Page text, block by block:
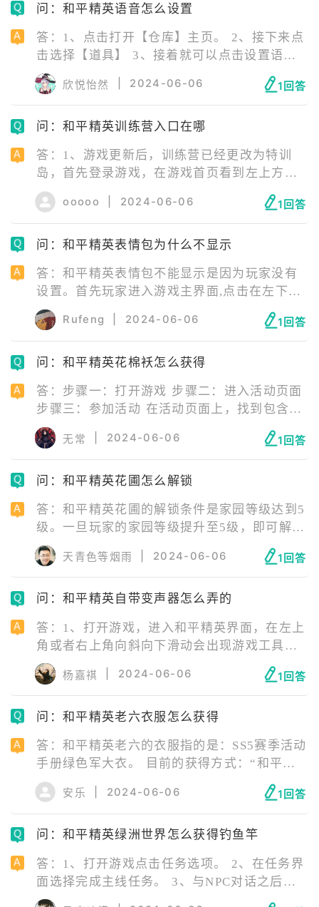
问：和平精英语音怎么设置
答：1、点击打开【仓库】主页。 2、接下来点
击选择【道具】 3、接着就可以点击设置语
音。 《和平精英》是由腾讯光子工作室群自研
打造的反恐军事竞赛体验类型国产手游，该作
于2019年5月8日正式公测。 《和平精英》采用
虚幻4引擎研发，致力于从画面、地图、射击手
造出极具真实感的军事竞赛体验。
欣悦怡然 2024-06-06 1回答
问：和平精英训练营入口在哪
答：1、游戏更新后，训练营已经更改为特训
岛，首先登录游戏，在游戏首页看到左上方开
始游戏下面的地图，点击地图。 2、进入后会
看到左下方有一个特训岛，点击确定。 3、返
回主页，点击开始游戏既可进入特训岛。
ooooo 2024-06-06 1回答
问：和平精英表情包为什么不显示
答：和平精英表情包不能显示是因为玩家没有
设置。首先玩家进入游戏主界面,点击在左下角
的仓库。 进入仓库以后,在右边的栏里面选择战
备,在点击旁边的这个标志。 在点击上方的管理
即可设置表情包了。 而表情包需要进入游戏后
才能使用,右侧会个喷漆瓶的按钮,点击它。 点
了。人物的视角要对准地面才能成功。
Rufeng 2024-06-06 1回答
问：和平精英花棉袄怎么获得
答：步骤一：打开游戏 步骤二：进入活动页面
步骤三：参加活动 在活动页面上，找到包含花
棉袄奖励的活动，并点击进入。 步骤四：领取
奖励 完成相应的任务或达成活动条件后，就可
以在活动页面中领取花棉袄奖励。记得按照活
动规则及时领取，不要错过机会。
无常 2024-06-06 1回答
问：和平精英花圃怎么解锁
答：和平精英花圃的解锁条件是家园等级达到5
级。一旦玩家的家园等级提升至5级，即可解锁
全新的花圃玩法。解锁后，玩家可以在花圃区
域种植花卉和装饰家园，通过收获鲜花并出售
来赚取世界币。随着花圃等级的提升，玩家可
以花费世界币来增加花圃的最大种植数量，并
费获取，随着等级的提升，玩家可以解锁并种
植更多的花卉品种，如向日葵、玉帘花、牡丹
花等，共计7个品种。
天青色等烟雨 2024-06-06 1回答
问：和平精英自带变声器怎么弄的
答：1、打开游戏，进入和平精英界面，在左上
角或者右上角向斜向下滑动会出现游戏工具箱
的功能选项窗口 2、打开设置，点击手机隐藏
窗口。 3、变声器设置。在窗口内点击变声器
选项。 4、选择类型。选择自己需要的变声类
型，就打开了您想要的变声器。
杨嘉祺 2024-06-06 1回答
问：和平精英老六衣服怎么获得
答：和平精英老六的衣服指的是：SS5赛季活动
手册绿色军大衣。 目前的获得方式：“和平精
英绿色军大衣没有具体的获得方式,绿色军大衣
是SS5赛季活动手册升级奖励,目前并没有再次
开放,是一个绝版的道具服装“ 如果返场，官方
会有活动通知的。
安乐 2024-06-06 1回答
问：和平精英绿洲世界怎么获得钓鱼竿
答：1、打开游戏点击任务选项。 2、在任务界
面选择完成主线任务。 3、与NPC对话之后即
可获得钓鱼竿。 《和平精英》是由腾讯光子工